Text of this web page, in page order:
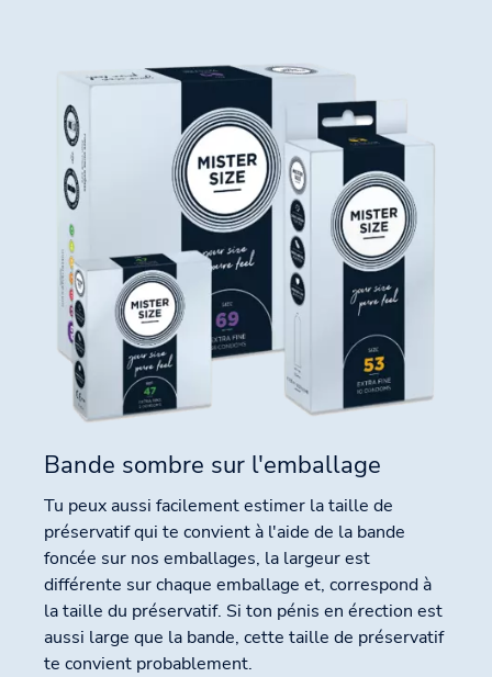
Bande sombre sur l'emballage
Tu peux aussi facilement estimer la taille de
préservatif qui te convient à l'aide de la bande
foncée sur nos emballages, la largeur est
différente sur chaque emballage et, correspond à
la taille du préservatif. Si ton pénis en érection est
aussi large que la bande, cette taille de préservatif
te convient probablement.